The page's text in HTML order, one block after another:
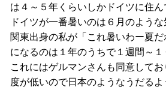
は４～５年くらいしかドイツに住ん
ドイツが一番暑いのは６月のよう
関東出身の私が「これ暑いわー夏
になるのは１年のうちで１週間～１
これにはゲルマンさんも同意して
度が低いので日本のようなうだる